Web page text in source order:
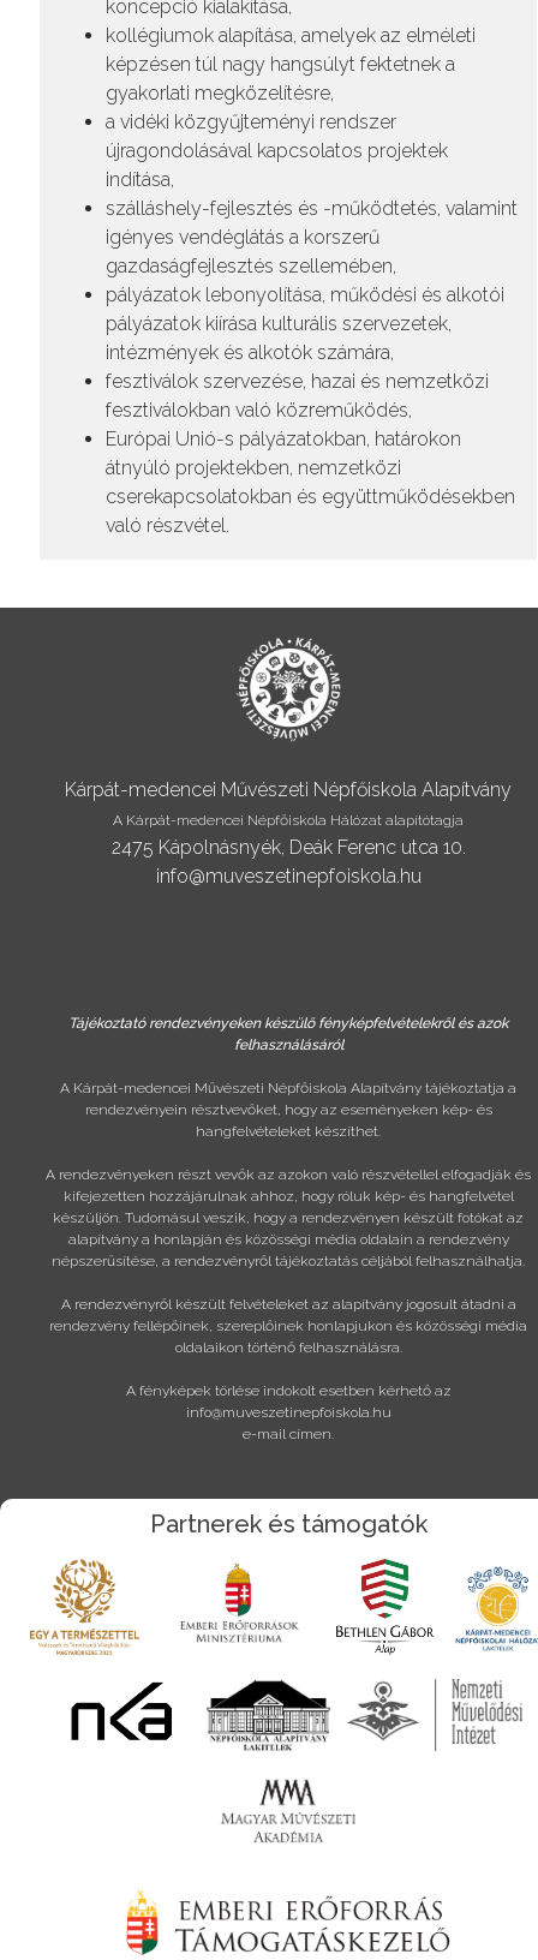
koncepció kialakítása,
kollégiumok alapítása, amelyek az elméleti
képzésen túl nagy hangsúlyt fektetnek a
gyakorlati megközelítésre,
a vidéki közgyűjteményi rendszer
újragondolásával kapcsolatos projektek
indítása,
szálláshely-fejlesztés és -működtetés, valamint
igényes vendéglátás a korszerű
gazdaságfejlesztés szellemében,
pályázatok lebonyolítása, működési és alkotói
pályázatok kiírása kulturális szervezetek,
intézmények és alkotók számára,
fesztiválok szervezése, hazai és nemzetközi
fesztiválokban való közreműködés,
Európai Unió-s pályázatokban, határokon
átnyúló projektekben, nemzetközi
cserekapcsolatokban és együttműködésekben
való részvétel.
Kárpát-medencei Művészeti Népfőiskola Alapítvány
A Kárpát-medencei Népfőiskola Hálózat alapítótagja
2475 Kápolnásnyék, Deák Ferenc utca 10.
info@muveszetinepfoiskola.hu
Tájékoztató rendezvényeken készülő fényképfelvételekről és azok
felhasználásáról
A Kárpát-medencei Művészeti Népfőiskola Alapítvány tájékoztatja a
rendezvényein résztvevőket, hogy az eseményeken kép- és
hangfelvételeket készíthet.
A rendezvényeken részt vevők az azokon való részvétellel elfogadják és
kifejezetten hozzájárulnak ahhoz, hogy róluk kép- és hangfelvétel
készüljön. Tudomásul veszik, hogy a rendezvényen készült fotókat az
alapítvány a honlapján és közösségi média oldalain a rendezvény
népszerűsítése, a rendezvényről tájékoztatás céljából felhasználhatja.
A rendezvényről készült felvételeket az alapítvány jogosult átadni a
rendezvény fellépőinek, szereplőinek honlapjukon és közösségi média
oldalaikon történő felhasználásra.
A fényképek törlése indokolt esetben kérhető az
info@muveszetinepfoiskola.hu
e-mail címen.
Partnerek és támogatók